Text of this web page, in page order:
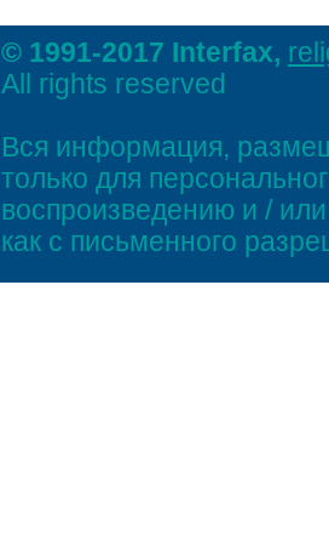
© 1991-2017 Interfax,
All rights reserved
Вся информация,
только для
воспроизведению и /
как с письменного